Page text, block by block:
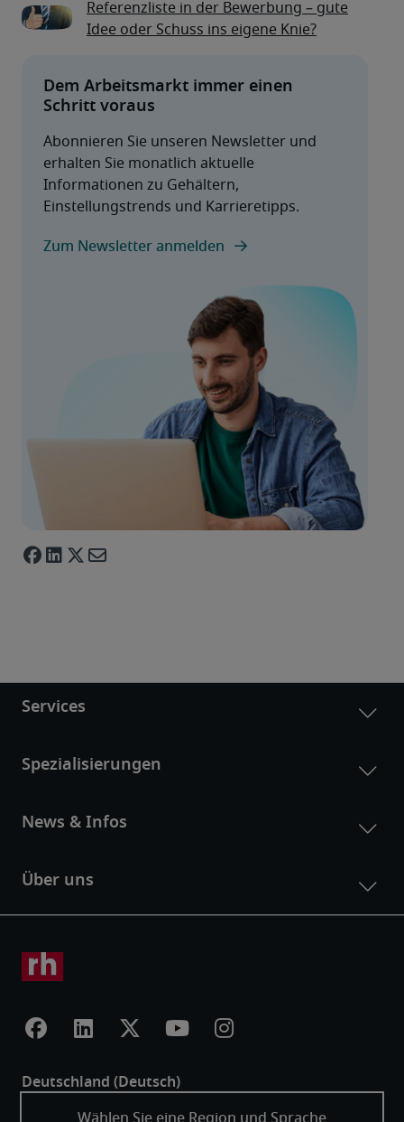
Referenzliste in der Bewerbung – gute
Idee oder Schuss ins eigene Knie?